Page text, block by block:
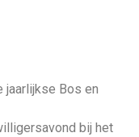
jaarlijkse Bos en
bij het